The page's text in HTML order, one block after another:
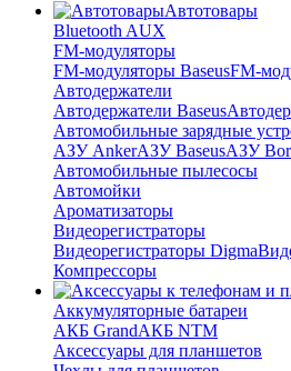
Автотовары
Bluetooth AUX
FM-модуляторы
FM-модуляторы BaseusFM-
Автодержатели
Автодержатели Baseus
Автомобильные зарядные
АЗУ AnkerАЗУ BaseusАЗУ
Автомобильные пылесосы
Автомойки
Ароматизаторы
Видеорегистраторы
Видеорегистраторы Digma
Компрессоры
Аккумуляторные батареи
АКБ GrandАКБ NTM
Аксессуары для планшетов